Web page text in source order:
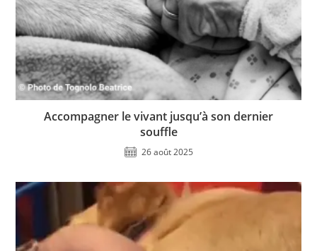
Accompagner le vivant jusqu’à son dernier
souffle
26 août 2025